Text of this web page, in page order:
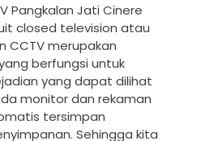
Pangkalan Jati Cinere
closed television atau
CCTV merupakan
berfungsi untuk
yang dapat dilihat
monitor dan rekaman
tersimpan
Sehingga kita